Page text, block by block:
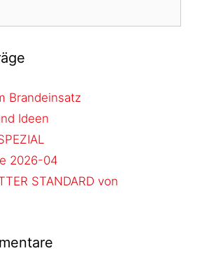
Brandeinsatz
Ideen
2026-04
STANDARD von